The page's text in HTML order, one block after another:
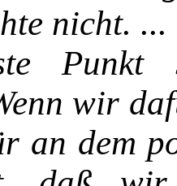
nicht. ...
Punkt
wir
an dem